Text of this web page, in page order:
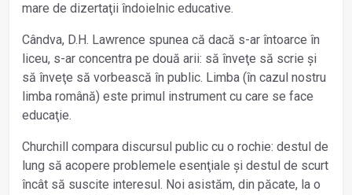
mare de dizertaţii îndoielnic educative.
Cândva, D.H. Lawrence spunea că dacă s-ar întoarce în
liceu, s-ar concentra pe două arii: să înveţe să scrie și
să înveţe să vorbească în public. Limba (în cazul nostru
limba română) este primul instrument cu care se face
educaţie.
Churchill compara discursul public cu o rochie: destul de
lung să acopere problemele esenţiale și destul de scurt
încât să suscite interesul. Noi asistăm, din păcate, la o